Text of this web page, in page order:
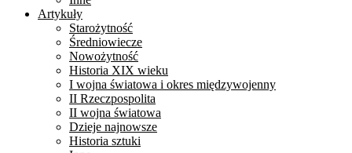
Artykuły
Starożytność
Średniowiecze
Nowożytność
Historia XIX wieku
I wojna światowa i okres międzywojenny
II Rzeczpospolita
II wojna światowa
Dzieje najnowsze
Historia sztuki